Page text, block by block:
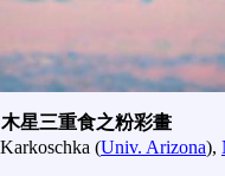
木星三重食之粉彩畫
(Univ. Arizona),